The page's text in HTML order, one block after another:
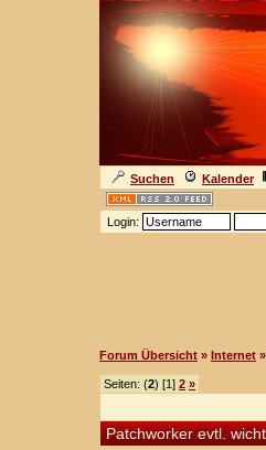
Suchen Kalender
Login:
Forum Übersicht » Internet »
Seiten: (2) [1] 2 »
Patchworker evtl.